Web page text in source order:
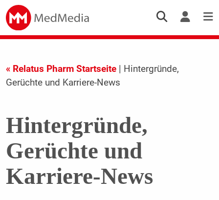
« Relatus Pharm Startseite| Hintergründe,
Gerüchte und Karriere-News
Hintergründe,
Gerüchte und
Karriere-News